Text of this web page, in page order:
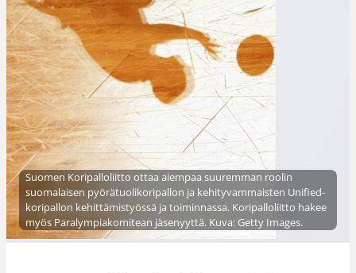
Suomen Koripalloliitto ottaa aiempaa suuremman roolin
suomalaisen pyörätuolikoripallon ja kehityvammaisten Unified-
koripallon kehittämistyössä ja toiminnassa. Koripalloliitto hakee
myös Paralympiakomitean jäsenyyttä. Kuva: Getty Images.